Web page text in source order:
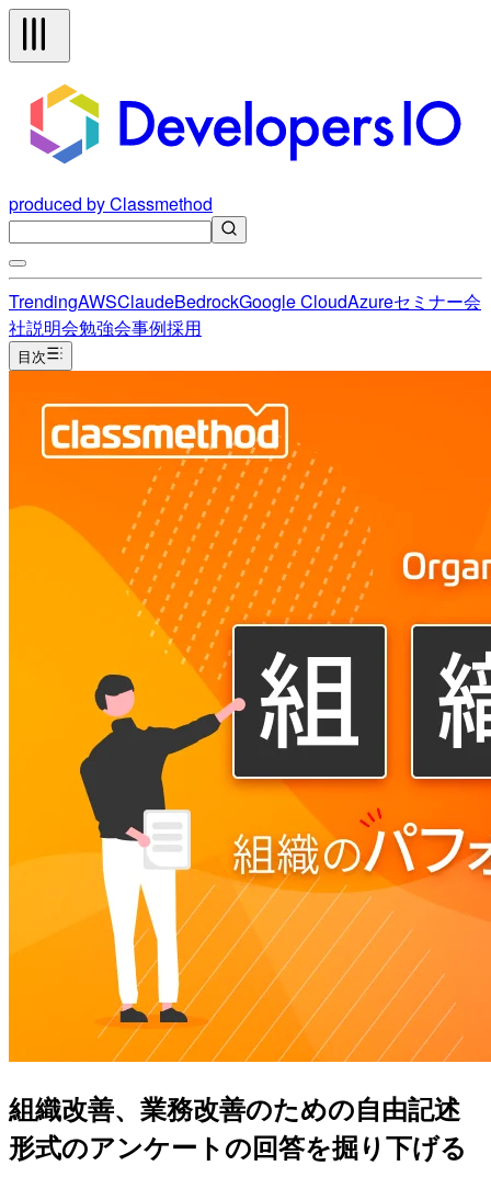
produced by Classmethod
TrendingAWSClaudeBedrockGoogle CloudAzureセミナー会
社説明会勉強会事例採用
目次
組織改善、業務改善のための自由記述
形式のアンケートの回答を掘り下げる